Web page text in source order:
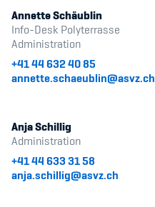
Annette Schäublin
Info-Desk Polyterrasse
Administration
+41 44 632 40 85
annette.schaeublin@asvz.ch
Anja Schillig
Administration
+41 44 633 31 58
anja.schillig@asvz.ch